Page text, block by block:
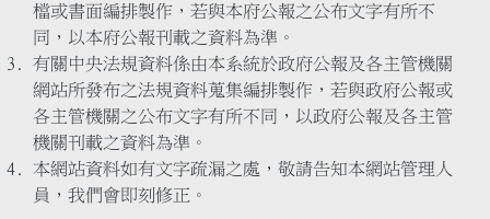
檔或書面編排製作，若與本府公報之公布文字有所不
同，以本府公報刊載之資料為準。
有關中央法規資料係由本系統於政府公報及各主管機關
網站所發布之法規資料蒐集編排製作，若與政府公報或
各主管機關之公布文字有所不同，以政府公報及各主管
機關刊載之資料為準。
本網站資料如有文字疏漏之處，敬請告知本網站管理人
員，我們會即刻修正。